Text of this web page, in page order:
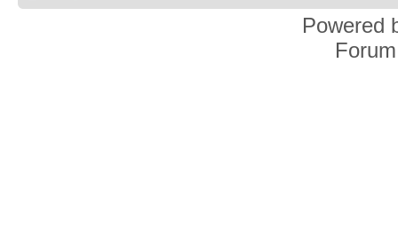
Powered